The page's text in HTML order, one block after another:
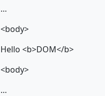
…
<body>
Hello <b>DOM</b>
<body>
…